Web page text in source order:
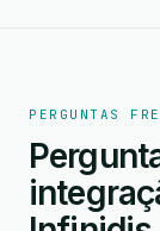
PERGUNTAS